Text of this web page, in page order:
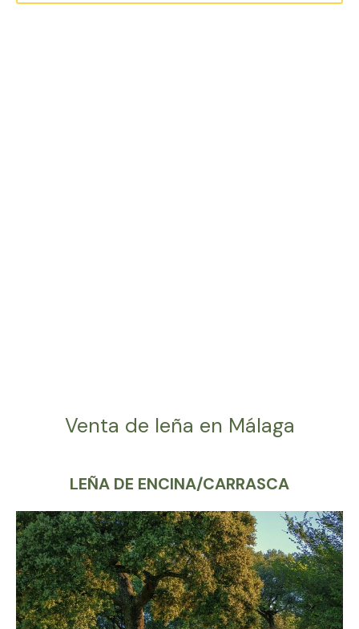
Venta de leña en Málaga
LEÑA DE ENCINA/CARRASCA